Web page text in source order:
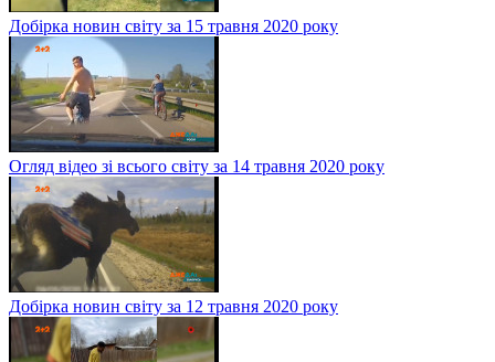
Добірка новин світу за 15 травня 2020 року
Огляд відео зі всього світу за 14 травня 2020 року
Добірка новин світу за 12 травня 2020 року